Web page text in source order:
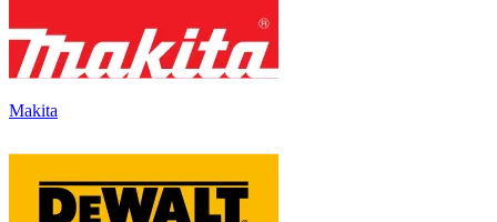
Makita